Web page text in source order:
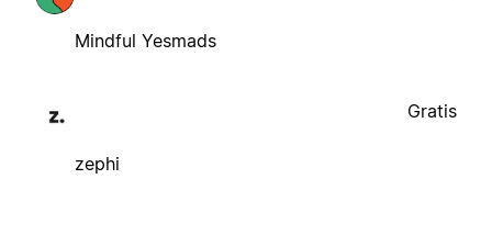
Mindful Yesmads
zephi
Gratis